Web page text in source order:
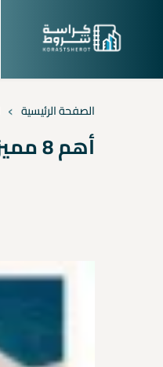
الصفحة الرئيسية ›
أهم 8 مميزات في الهضبة الوسطى المقطم 2026